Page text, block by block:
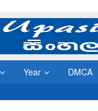
Year DMCA